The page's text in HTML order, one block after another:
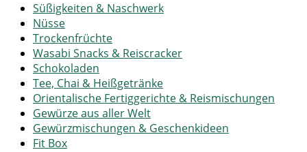
Süßigkeiten & Naschwerk
Nüsse
Trockenfrüchte
Wasabi Snacks & Reiscracker
Schokoladen
Tee, Chai & Heißgetränke
Orientalische Fertiggerichte & Reismischungen
Gewürze aus aller Welt
Gewürzmischungen & Geschenkideen
Fit Box